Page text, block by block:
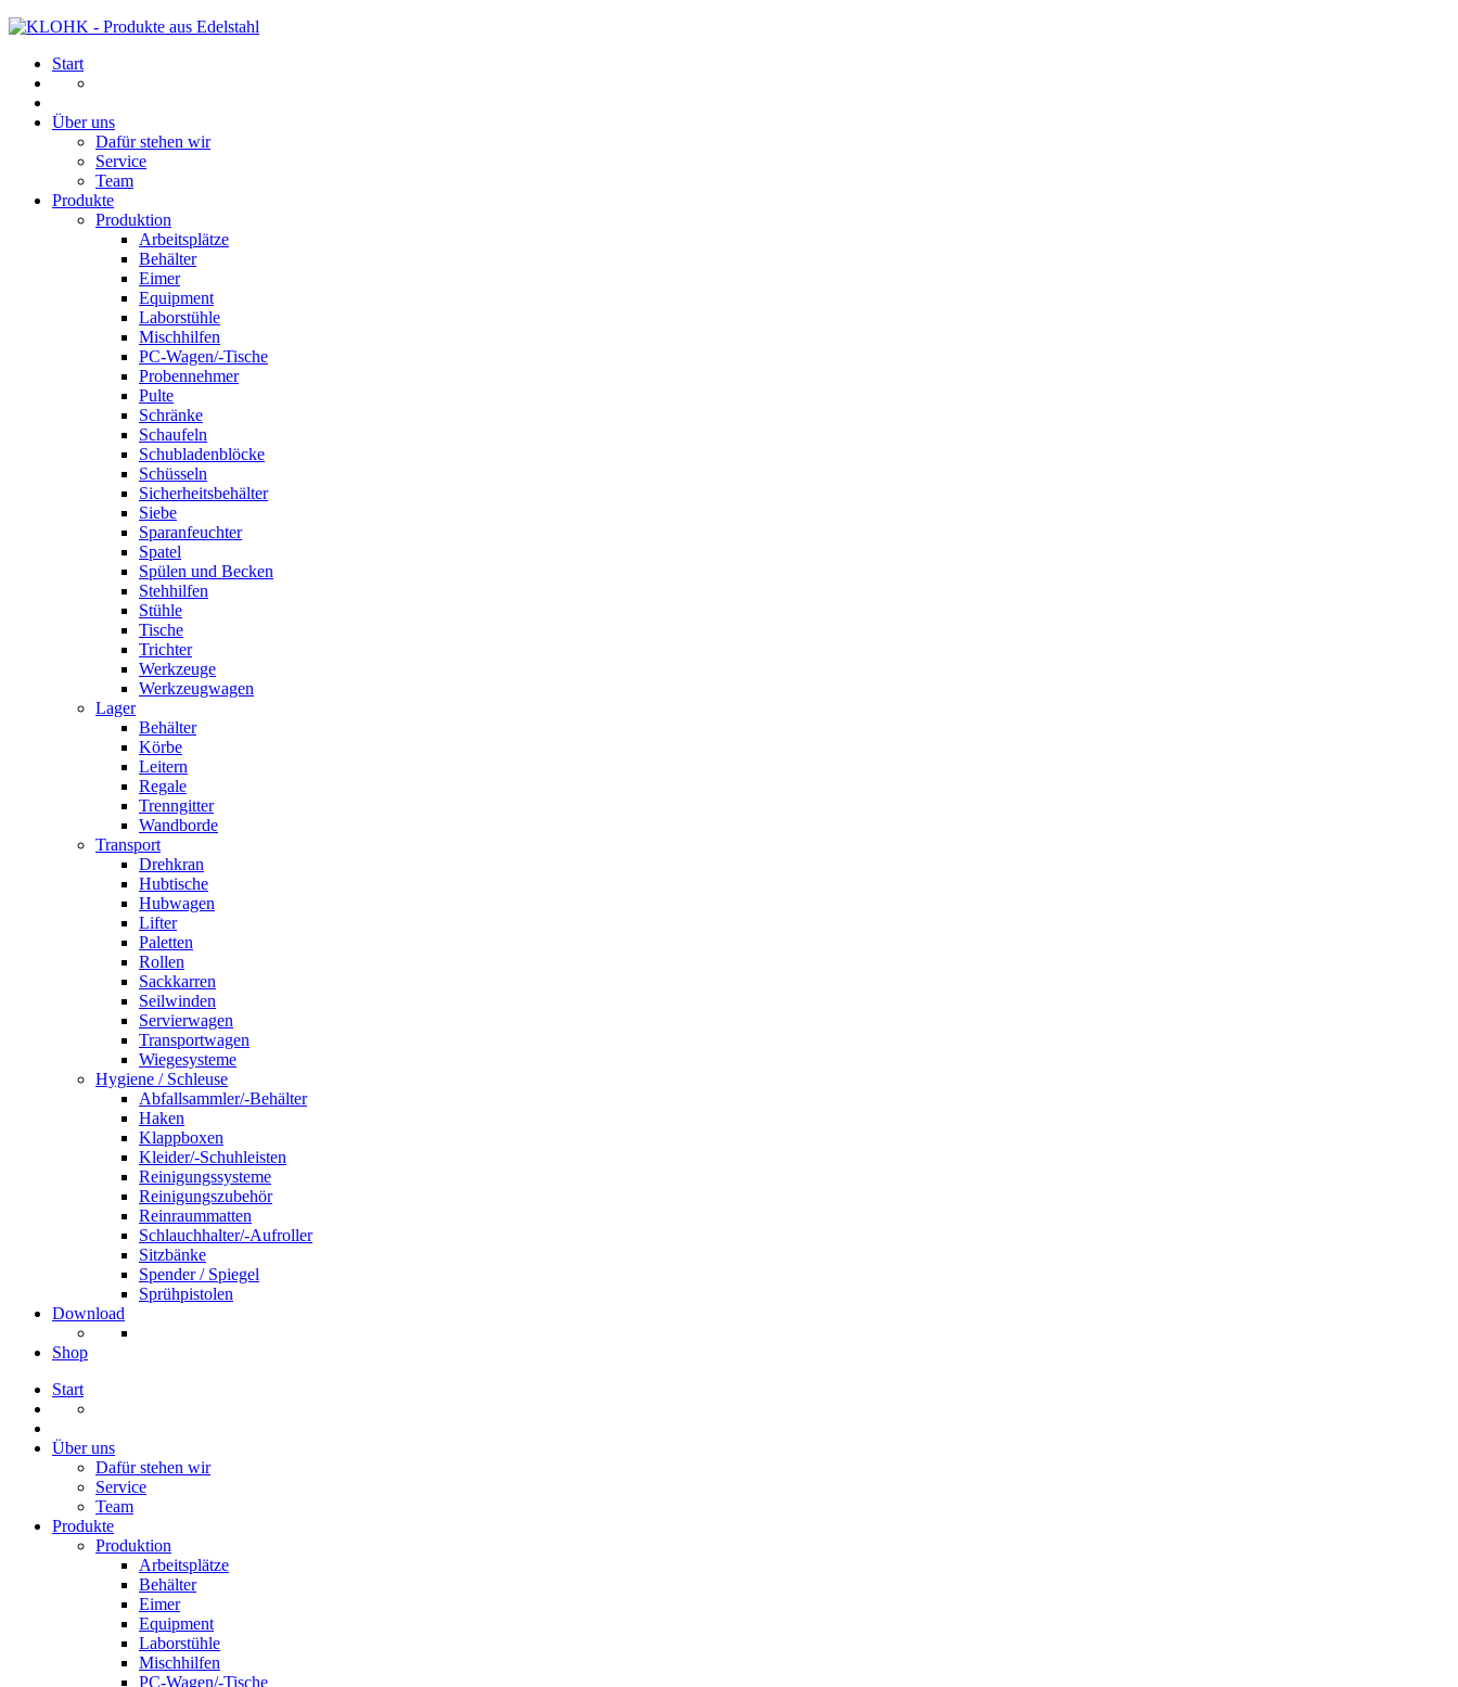
Start
Über uns
Dafür stehen wir
Service
Team
Produkte
Produktion
Arbeitsplätze
Behälter
Eimer
Equipment
Laborstühle
Mischhilfen
PC-Wagen/-Tische
Probennehmer
Pulte
Schränke
Schaufeln
Schubladenblöcke
Schüsseln
Sicherheitsbehälter
Siebe
Sparanfeuchter
Spatel
Spülen und Becken
Stehhilfen
Stühle
Tische
Trichter
Werkzeuge
Werkzeugwagen
Lager
Behälter
Körbe
Leitern
Regale
Trenngitter
Wandborde
Transport
Drehkran
Hubtische
Hubwagen
Lifter
Paletten
Rollen
Sackkarren
Seilwinden
Servierwagen
Transportwagen
Wiegesysteme
Hygiene / Schleuse
Abfallsammler/-Behälter
Haken
Klappboxen
Kleider/-Schuhleisten
Reinigungssysteme
Reinigungszubehör
Reinraummatten
Schlauchhalter/-Aufroller
Sitzbänke
Spender / Spiegel
Sprühpistolen
Download
Shop
Start
Über uns
Dafür stehen wir
Service
Team
Produkte
Produktion
Arbeitsplätze
Behälter
Eimer
Equipment
Laborstühle
Mischhilfen
PC-Wagen/-Tische